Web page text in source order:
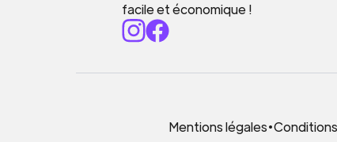
facile et économique !
Mentions légales•